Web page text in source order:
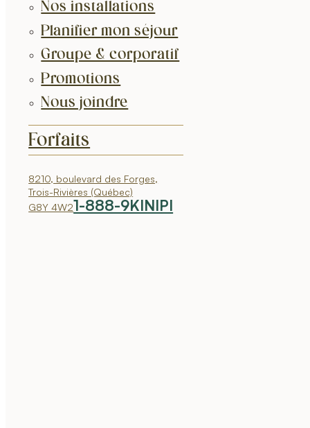
Nos installations
Planifier mon séjour
Groupe & corporatif
Promotions
Nous joindre
Forfaits
8210, boulevard des Forges,
Trois-Rivières (Québec)
G8Y 4W21-888-9KINIPI